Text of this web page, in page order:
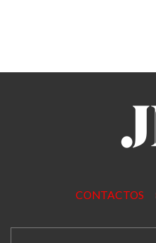
CONTACTOS